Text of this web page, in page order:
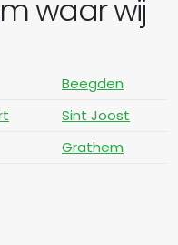
waar wij
Beegden
Sint Joost
Grathem